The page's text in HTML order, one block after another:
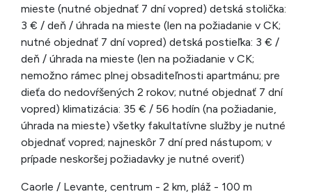
mieste (nutné objednať 7 dní vopred) detská stolička:
3 € / deň / úhrada na mieste (len na požiadanie v CK;
nutné objednať 7 dní vopred) detská postieľka: 3 € /
deň / úhrada na mieste (len na požiadanie v CK;
nemožno rámec plnej obsaditeľnosti apartmánu; pre
dieťa do nedovŕšených 2 rokov; nutné objednať 7 dní
vopred) klimatizácia: 35 € / 56 hodín (na požiadanie,
úhrada na mieste) všetky fakultatívne služby je nutné
objednať vopred; najneskôr 7 dní pred nástupom; v
prípade neskoršej požiadavky je nutné overiť)
Caorle / Levante, centrum - 2 km, pláž - 100 m